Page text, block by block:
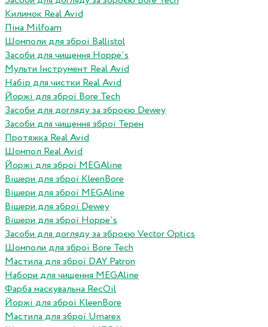
Килимок Real Avid
Піна Milfoam
Шомполи для зброї Ballistol
Засоби для чищення Hoppe`s
Мульти Інструмент Real Avid
Набір для чистки Real Avid
Йоржі для зброї Bore Tech
Засоби для догляду за зброєю Dewey
Засоби для чищення зброї Терен
Протяжка Real Avid
Шомпол Real Avid
Йоржі для зброї MEGAline
Вішери для зброї KleenBore
Вішери для зброї MEGAline
Вішери для зброї Dewey
Вішери для зброї Hoppe`s
Засоби для догляду за зброєю Vector Optics
Шомполи для зброї Bore Tech
Мастила для зброї DAY Patron
Набори для чищення MEGAline
Фарба маскувальна RecOil
Йоржі для зброї KleenBore
Мастила для зброї Umarex